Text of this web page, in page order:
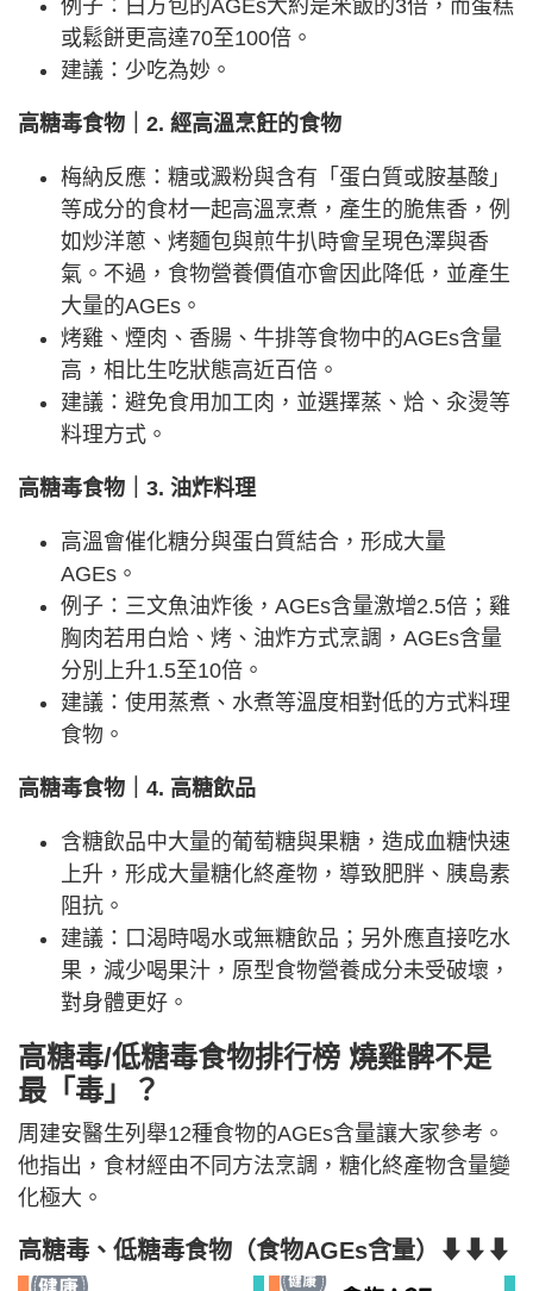
例子：白方包的AGEs大約是米飯的3倍，而蛋糕
或鬆餅更高達70至100倍。
建議：少吃為妙。
高糖毒食物｜2. 經高溫烹飪的食物
梅納反應：糖或澱粉與含有「蛋白質或胺基酸」
等成分的食材一起高溫烹煮，產生的脆焦香，例
如炒洋蔥、烤麵包與煎牛扒時會呈現色澤與香
氣。不過，食物營養價值亦會因此降低，並產生
大量的AGEs。
烤雞、煙肉、香腸、牛排等食物中的AGEs含量
高，相比生吃狀態高近百倍。
建議：避免食用加工肉，並選擇蒸、烚、汆燙等
料理方式。
高糖毒食物｜3. 油炸料理
高溫會催化糖分與蛋白質結合，形成大量
AGEs。
例子：三文魚油炸後，AGEs含量激增2.5倍；雞
胸肉若用白烚、烤、油炸方式烹調，AGEs含量
分別上升1.5至10倍。
建議：使用蒸煮、水煮等溫度相對低的方式料理
食物。
高糖毒食物｜4. 高糖飲品
含糖飲品中大量的葡萄糖與果糖，造成血糖快速
上升，形成大量糖化終產物，導致肥胖、胰島素
阻抗。
建議：口渴時喝水或無糖飲品；另外應直接吃水
果，減少喝果汁，原型食物營養成分未受破壞，
對身體更好。
高糖毒/低糖毒食物排行榜 燒雞髀不是
最「毒」？
周建安醫生列舉12種食物的AGEs含量讓大家參考。
他指出，食材經由不同方法烹調，糖化終產物含量變
化極大。
高糖毒、低糖毒食物（食物AGEs含量）⬇⬇⬇